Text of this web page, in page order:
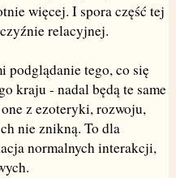
więcej. I spora część tej
relacyjnej.
podglądanie tego, co się
kraju - nadal będą te same
z ezoteryki, rozwoju,
nie znikną. To dla
normalnych interakcji,